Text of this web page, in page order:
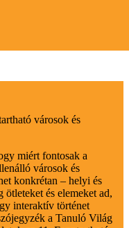
városok és
miért fontosak a
városok és
konkrétan – helyi és
és elemeket ad,
interaktív történet
a Tanuló Világ